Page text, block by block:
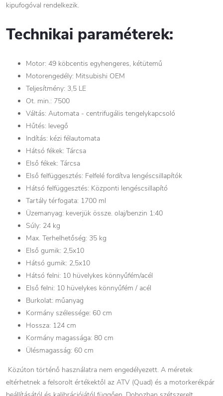
kipufogóval rendelkezik.
Technikai paraméterek:
Motor: 49 köbcentis egyhengeres, kétütemű
Motorengedély: Mitsubishi OEM
Teljesítmény: 3,5 LE
Ot. min.: 7500
Váltás: Automata - centrifugális tengelykapcsoló
Hűtés: levegő
Indítás: kézi félautomata
Hátsó fékek: Tárcsa
Első fékek: Tárcsa
Első felfüggesztés: Felfelé fordítva lengéscsillapítók
Hátsó felfüggesztés: Központi lengéscsillapító
Tartály térfogata: 1700 ml
Üzemanyag: keverjük össze. olaj/benzin 1:40
Súly: 24 kg
Max. Terhelhetőség: 35 kg
Első gumik: 2,5x10
Hátsó gumik: 2,5x10
Hátsó felni: 10 hüvelykes könnyűfém/acél
Első felni: 10 hüvelykes könnyűfém / acél
Burkolat: műanyag
Kormány szélessége: 60 cm
Hossza: 124 cm
Kormány magassága: 80 cm
Ülésmagasság: 60 cm
Közúton történő használatra nem engedélyezett. A méretek
eltérhetnek a felsorolt ​​értékektől az ATV (Quad) és a motorkerékpár